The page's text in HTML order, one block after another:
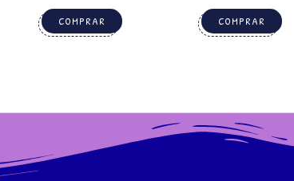
COMPRAR COMPRAR